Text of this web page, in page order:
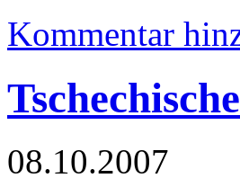
Kommentar
08.10.2007